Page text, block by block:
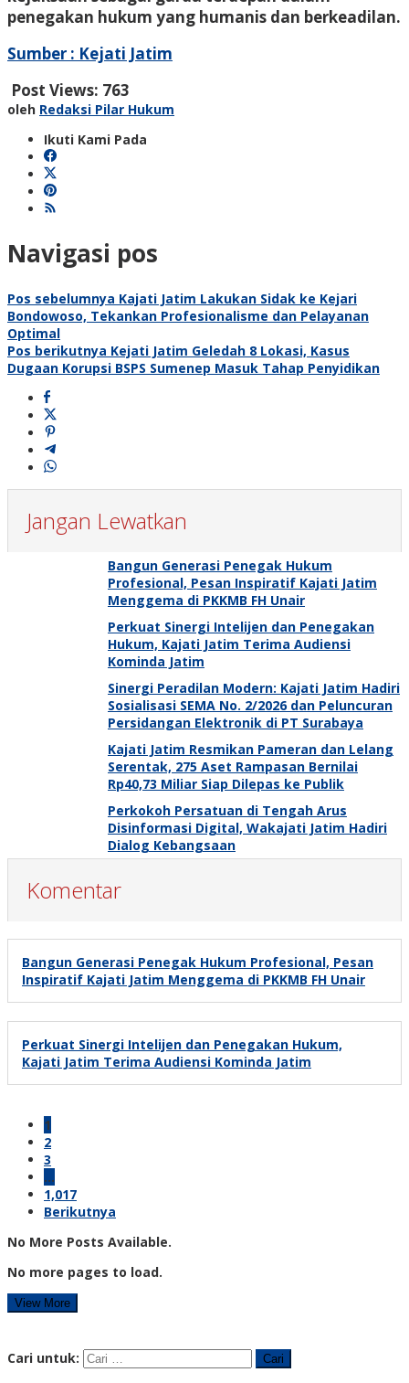
penegakan hukum yang humanis dan berkeadilan.
Sumber : Kejati Jatim
Post Views: 763
oleh Redaksi Pilar Hukum
Ikuti Kami Pada
Navigasi pos
Pos sebelumnya Kajati Jatim Lakukan Sidak ke Kejari
Bondowoso, Tekankan Profesionalisme dan Pelayanan
Optimal
Pos berikutnya Kejati Jatim Geledah 8 Lokasi, Kasus
Dugaan Korupsi BSPS Sumenep Masuk Tahap Penyidikan
Jangan Lewatkan
Bangun Generasi Penegak Hukum
Profesional, Pesan Inspiratif Kajati Jatim
Menggema di PKKMB FH Unair
Perkuat Sinergi Intelijen dan Penegakan
Hukum, Kajati Jatim Terima Audiensi
Kominda Jatim
Sinergi Peradilan Modern: Kajati Jatim Hadiri
Sosialisasi SEMA No. 2/2026 dan Peluncuran
Persidangan Elektronik di PT Surabaya
Kajati Jatim Resmikan Pameran dan Lelang
Serentak, 275 Aset Rampasan Bernilai
Rp40,73 Miliar Siap Dilepas ke Publik
Perkokoh Persatuan di Tengah Arus
Disinformasi Digital, Wakajati Jatim Hadiri
Dialog Kebangsaan
Komentar
Bangun Generasi Penegak Hukum Profesional, Pesan
Inspiratif Kajati Jatim Menggema di PKKMB FH Unair
Perkuat Sinergi Intelijen dan Penegakan Hukum,
Kajati Jatim Terima Audiensi Kominda Jatim
1
2
3
…
1,017
Berikutnya
No More Posts Available.
No more pages to load.
View More
Cari untuk: